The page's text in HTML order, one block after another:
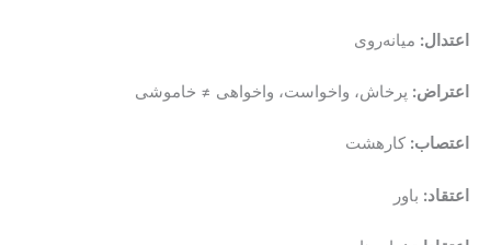
اعتدال: میانه‌روی
اعتراض: پرخاش، واخواست، واخواهی ≠ خاموشی
اعتصاب: کارهشت
اعتقاد: باور